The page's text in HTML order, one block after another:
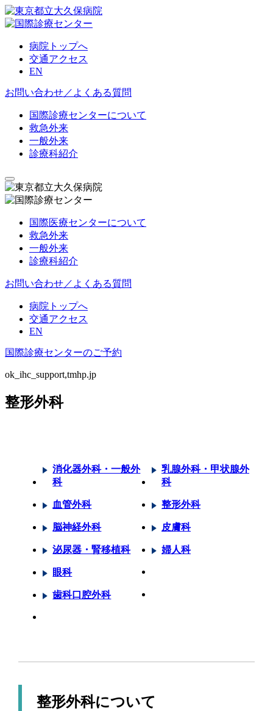
病院トップへ
交通アクセス
EN
お問い合わせ／よくある質問
国際診療センターについて
救急外来
一般外来
診療科紹介
国際医療センターについて
救急外来
一般外来
診療科紹介
お問い合わせ／よくある質問
病院トップへ
交通アクセス
EN
国際診療センターのご予約
ok_ihc_support,tmhp.jp
整形外科
消化器外科・一般外
科
乳腺外科・甲状腺外
科
血管外科 整形外科
脳神経外科 皮膚科
泌尿器・腎移植科 婦人科
眼科
歯科口腔外科
整形外科について